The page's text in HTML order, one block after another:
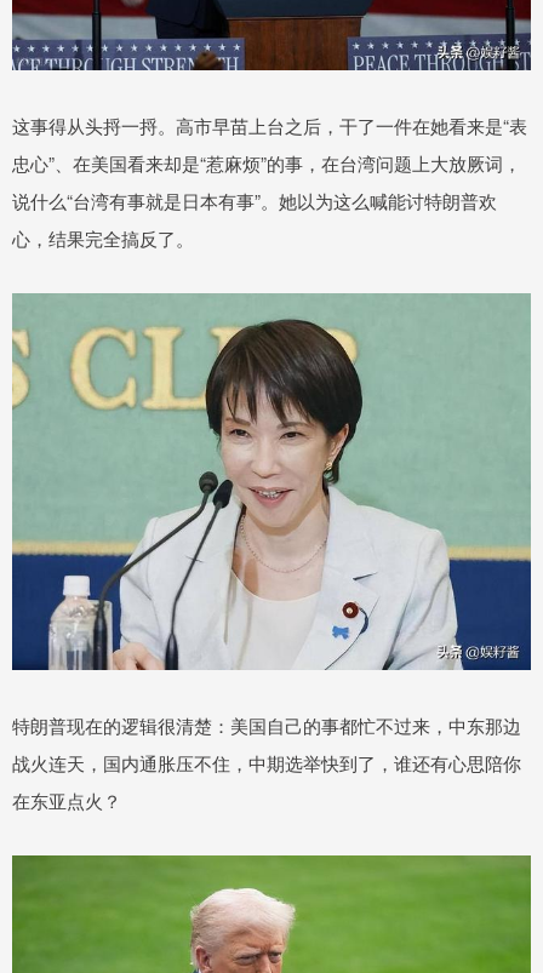
这事得从头捋一捋。高市早苗上台之后，干了一件在她看来是“表
忠心”、在美国看来却是“惹麻烦”的事，在台湾问题上大放厥词，
说什么“台湾有事就是日本有事”。她以为这么喊能讨特朗普欢
心，结果完全搞反了。
特朗普现在的逻辑很清楚：美国自己的事都忙不过来，中东那边
战火连天，国内通胀压不住，中期选举快到了，谁还有心思陪你
在东亚点火？